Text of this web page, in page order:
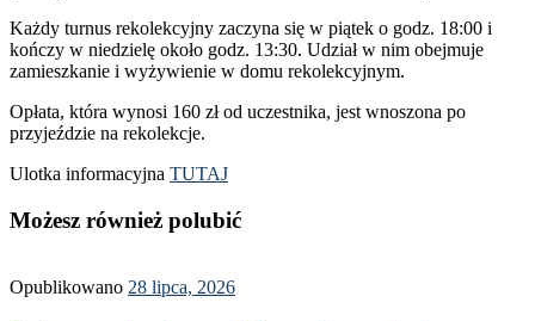
Każdy turnus rekolekcyjny zaczyna się w piątek o godz. 18:00 i
kończy w niedzielę około godz. 13:30. Udział w nim obejmuje
zamieszkanie i wyżywienie w domu rekolekcyjnym.
Opłata, która wynosi 160 zł od uczestnika, jest wnoszona po
przyjeździe na rekolekcje.
Ulotka informacyjna TUTAJ
Możesz również polubić
Opublikowano 28 lipca, 2026